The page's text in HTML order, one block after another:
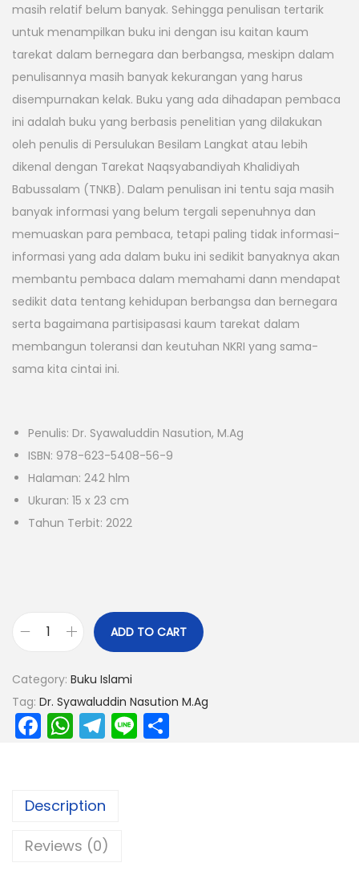
masih relatif belum banyak. Sehingga penulisan tertarik
untuk menampilkan buku ini dengan isu kaitan kaum
tarekat dalam bernegara dan berbangsa, meskipn dalam
penulisannya masih banyak kekurangan yang harus
disempurnakan kelak. Buku yang ada dihadapan pembaca
ini adalah buku yang berbasis penelitian yang dilakukan
oleh penulis di Persulukan Besilam Langkat atau lebih
dikenal dengan Tarekat Naqsyabandiyah Khalidiyah
Babussalam (TNKB). Dalam penulisan ini tentu saja masih
banyak informasi yang belum tergali sepenuhnya dan
memuaskan para pembaca, tetapi paling tidak informasi-
informasi yang ada dalam buku ini sedikit banyaknya akan
membantu pembaca dalam memahami dann mendapat
sedikit data tentang kehidupan berbangsa dan bernegara
serta bagaimana partisipasasi kaum tarekat dalam
membangun toleransi dan keutuhan NKRI yang sama-
sama kita cintai ini.
Penulis: Dr. Syawaluddin Nasution, M.Ag
ISBN: 978-623-5408-56-9
Halaman: 242 hlm
Ukuran: 15 x 23 cm
Tahun Terbit: 2022
ADD TO CART
Category: Buku Islami
Tag: Dr. Syawaluddin Nasution M.Ag
F
a
e
o
W
h
ts
p
T
el
m
Li
n
Description
Reviews (0)